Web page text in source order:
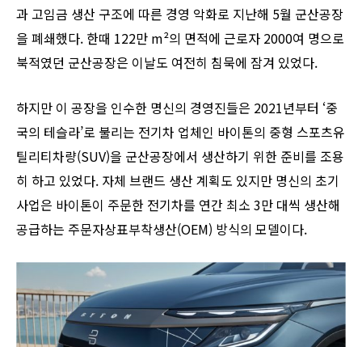
과 고임금 생산 구조에 따른 경영 악화로 지난해 5월 군산공장
을 폐쇄했다. 한때 122만 m²의 면적에 근로자 2000여 명으로
북적였던 군산공장은 이날도 여전히 침묵에 잠겨 있었다.
하지만 이 공장을 인수한 명신의 경영진들은 2021년부터 ‘중
국의 테슬라’로 불리는 전기차 업체인 바이톤의 중형 스포츠유
틸리티차량(SUV)을 군산공장에서 생산하기 위한 준비를 조용
히 하고 있었다. 자체 브랜드 생산 계획도 있지만 명신의 초기
사업은 바이톤이 주문한 전기차를 연간 최소 3만 대씩 생산해
공급하는 주문자상표부착생산(OEM) 방식의 모델이다.